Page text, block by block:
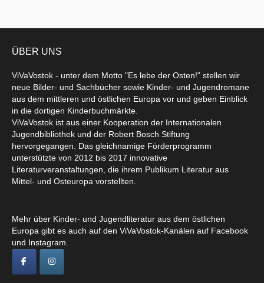
ÜBER UNS
ViVaVostok - unter dem Motto "Es lebe der Osten!" stellen wir
neue Bilder- und Sachbücher sowie Kinder- und Jugendromane
aus dem mittleren und östlichen Europa vor und geben Einblick
in die dortigen Kinderbuchmärkte.
ViVaVostok ist aus einer Kooperation der Internationalen
Jugendbibliothek und der Robert Bosch Stiftung
hervorgegangen. Das gleichnamige Förderprogramm
unterstützte von 2012 bis 2017 innovative
Literaturveranstaltungen, die ihrem Publikum Literatur aus
Mittel- und Osteuropa vorstellten.
Mehr über Kinder- und Jugendliteratur aus dem östlichen
Europa gibt es auch auf den ViVaVostok-Kanälen auf Facebook
und Instagram.